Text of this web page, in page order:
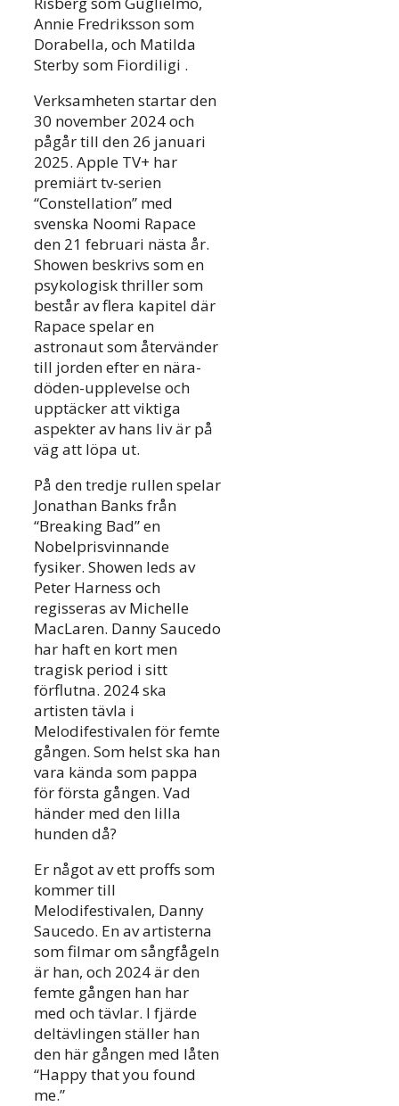
Annie Fredriksson som
Dorabella, och Matilda
Sterby som Fiordiligi .
Verksamheten startar den
30 november 2024 och
pågår till den 26 januari
2025. Apple TV+ har
premiärt tv-serien
“Constellation” med
svenska Noomi Rapace
den 21 februari nästa år.
Showen beskrivs som en
psykologisk thriller som
består av flera kapitel där
Rapace spelar en
astronaut som återvänder
till jorden efter en nära-
döden-upplevelse och
upptäcker att viktiga
aspekter av hans liv är på
väg att löpa ut.
På den tredje rullen spelar
Jonathan Banks från
“Breaking Bad” en
Nobelprisvinnande
fysiker. Showen leds av
Peter Harness och
regisseras av Michelle
MacLaren. Danny Saucedo
har haft en kort men
tragisk period i sitt
förflutna. 2024 ska
artisten tävla i
Melodifestivalen för femte
gången. Som helst ska han
vara kända som pappa
för första gången. Vad
händer med den lilla
hunden då?
Er något av ett proffs som
kommer till
Melodifestivalen, Danny
Saucedo. En av artisterna
som filmar om sångfågeln
är han, och 2024 är den
femte gången han har
med och tävlar. I fjärde
deltävlingen ställer han
den här gången med låten
“Happy that you found
me.”